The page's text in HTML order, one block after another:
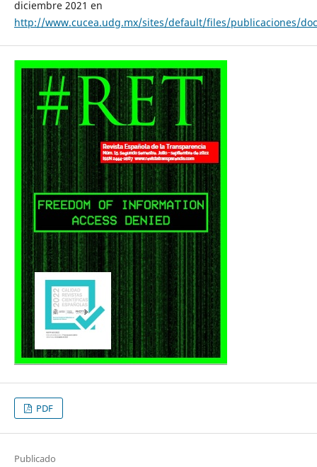
diciembre 2021 en
http://www.cucea.udg.mx/sites/default/files/publicaciones/
PDF
Publicado